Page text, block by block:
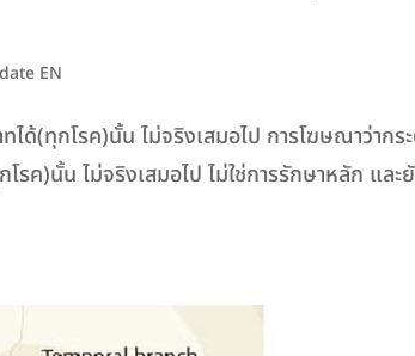
EN
ได้(ทุกโรค)นั้น ไม่จริงเสมอไป การโฆษณาว่ากร
รค)นั้น ไม่จริงเสมอไป ไม่ใช่การรักษาหลัก และ